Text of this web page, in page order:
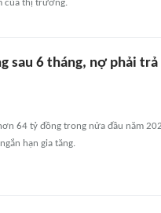
của thị trường.
sau 6 tháng, nợ phải
64 tỷ đồng trong nửa đầu năm
hạn gia tăng.